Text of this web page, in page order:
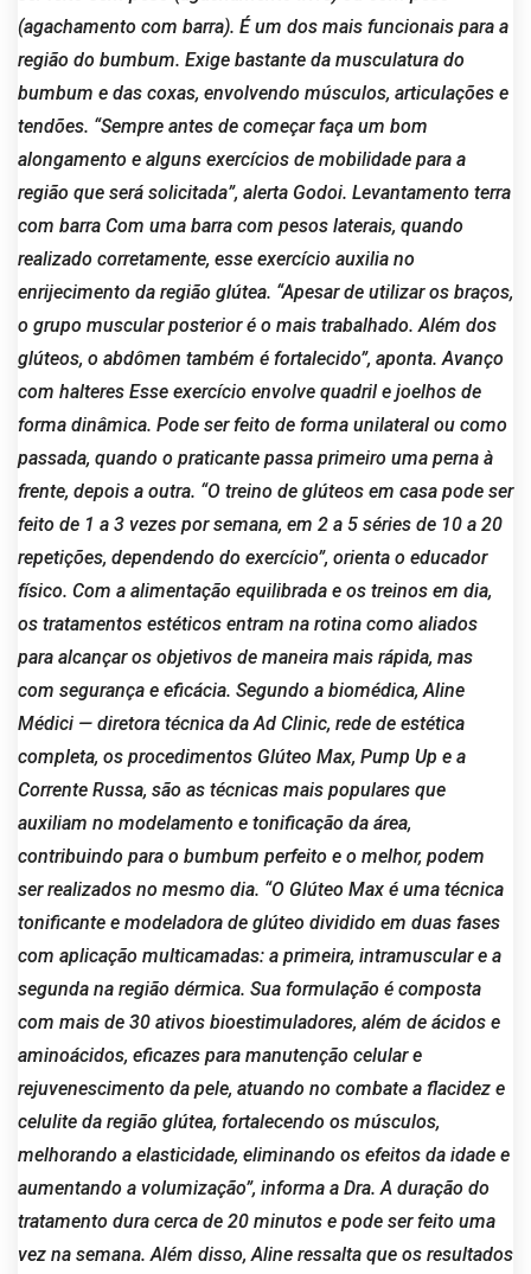
(agachamento com barra). É um dos mais funcionais para a
região do bumbum. Exige bastante da musculatura do
bumbum e das coxas, envolvendo músculos, articulações e
tendões. “Sempre antes de começar faça um bom
alongamento e alguns exercícios de mobilidade para a
região que será solicitada”, alerta Godoi. Levantamento terra
com barra Com uma barra com pesos laterais, quando
realizado corretamente, esse exercício auxilia no
enrijecimento da região glútea. “Apesar de utilizar os braços,
o grupo muscular posterior é o mais trabalhado. Além dos
glúteos, o abdômen também é fortalecido”, aponta. Avanço
com halteres Esse exercício envolve quadril e joelhos de
forma dinâmica. Pode ser feito de forma unilateral ou como
passada, quando o praticante passa primeiro uma perna à
frente, depois a outra. “O treino de glúteos em casa pode ser
feito de 1 a 3 vezes por semana, em 2 a 5 séries de 10 a 20
repetições, dependendo do exercício”, orienta o educador
físico. Com a alimentação equilibrada e os treinos em dia,
os tratamentos estéticos entram na rotina como aliados
para alcançar os objetivos de maneira mais rápida, mas
com segurança e eficácia. Segundo a biomédica, Aline
Médici — diretora técnica da Ad Clinic, rede de estética
completa, os procedimentos Glúteo Max, Pump Up e a
Corrente Russa, são as técnicas mais populares que
auxiliam no modelamento e tonificação da área,
contribuindo para o bumbum perfeito e o melhor, podem
ser realizados no mesmo dia. “O Glúteo Max é uma técnica
tonificante e modeladora de glúteo dividido em duas fases
com aplicação multicamadas: a primeira, intramuscular e a
segunda na região dérmica. Sua formulação é composta
com mais de 30 ativos bioestimuladores, além de ácidos e
aminoácidos, eficazes para manutenção celular e
rejuvenescimento da pele, atuando no combate a flacidez e
celulite da região glútea, fortalecendo os músculos,
melhorando a elasticidade, eliminando os efeitos da idade e
aumentando a volumização”, informa a Dra. A duração do
tratamento dura cerca de 20 minutos e pode ser feito uma
vez na semana. Além disso, Aline ressalta que os resultados